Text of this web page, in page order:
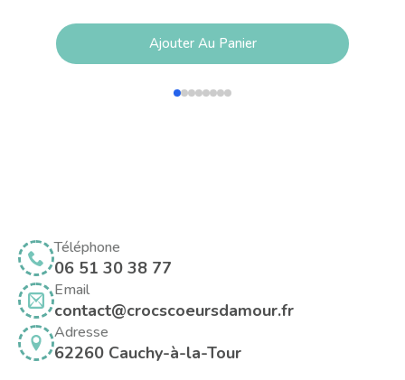
Ajouter Au Panier
Téléphone
06 51 30 38 77
Email
contact@crocscoeursdamour.fr
Adresse
62260 Cauchy-à-la-Tour